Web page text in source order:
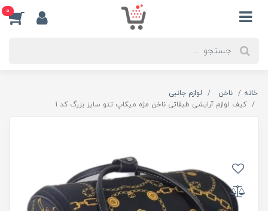
0
خانه ناخن
لوازم جانبی
کیف لوازم آرایشی طبقاتی ناخن مژه میکاپ تتو سایز بزرگ کد 1